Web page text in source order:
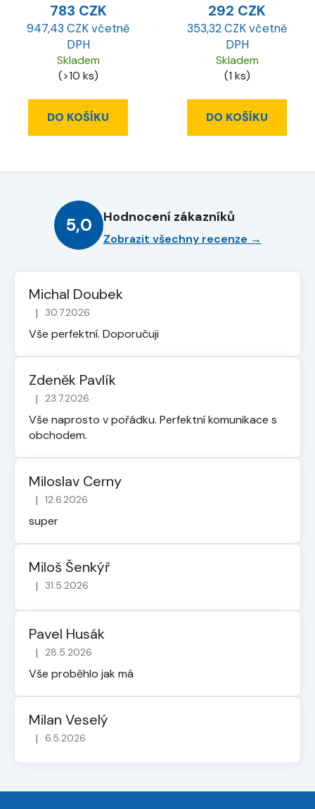
783 CZK
947,43 CZK včetně
DPH
Skladem
(>10 ks)
DO KOŠÍKU
292 CZK
353,32 CZK včetně
DPH
Skladem
(1 ks)
DO KOŠÍKU
5,0 Hodnocení zákazníků
Zobrazit všechny recenze →
Michal Doubek
Hodnocení obchodu je 5 z 5 hvězdiček.
| 30.7.2026
Vše perfektní. Doporučuji
Zdeněk Pavlík
Hodnocení obchodu je 5 z 5 hvězdiček.
| 23.7.2026
Vše naprosto v pořádku. Perfektní komunikace s
obchodem.
Miloslav Cerny
Hodnocení obchodu je 5 z 5 hvězdiček.
| 12.6.2026
super
Miloš Šenkýř
Hodnocení obchodu je 5 z 5 hvězdiček.
| 31.5.2026
Pavel Husák
Hodnocení obchodu je 5 z 5 hvězdiček.
| 28.5.2026
Vše proběhlo jak má
Milan Veselý
Hodnocení obchodu je 5 z 5 hvězdiček.
| 6.5.2026